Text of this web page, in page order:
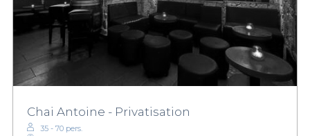
Chai Antoine - Privatisation
35 - 70 pers.